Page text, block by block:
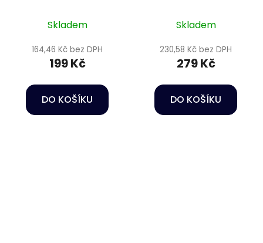
Skladem
164,46 Kč bez DPH
199 Kč
DO KOŠÍKU
Skladem
230,58 Kč bez DPH
279 Kč
DO KOŠÍKU